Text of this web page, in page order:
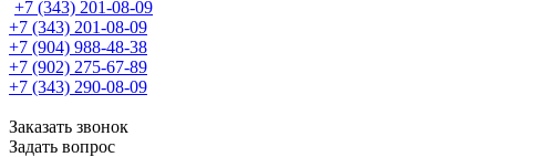
+7 (343) 201-08-09
+7 (343) 201-08-09
+7 (904) 988-48-38
+7 (902) 275-67-89
+7 (343) 290-08-09
Заказать звонок
Задать вопрос